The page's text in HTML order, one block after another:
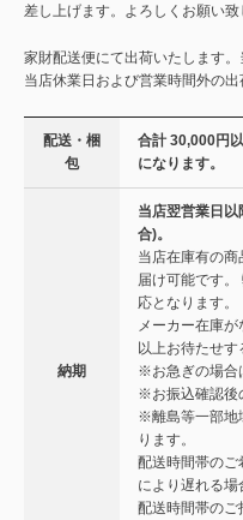
差し上げます。よろしくお願い致
家財配送便にて出荷いたします。
当店休業日および営業時間外の
配送・梱
包
合計 30,000円
になります。
納期
当店翌営業日
合)。
当店在庫有の
届け可能です
応となります。
メーカー在庫
以上お待たせす
※お急ぎの場合
※お振込確認後
※離島等一部地
ります。
配送時間帯の
により遅れる場
配送時間帯の